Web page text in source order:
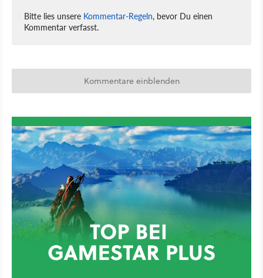
Bitte lies unsere Kommentar-Regeln, bevor Du einen
Kommentar verfasst.
Kommentare einblenden